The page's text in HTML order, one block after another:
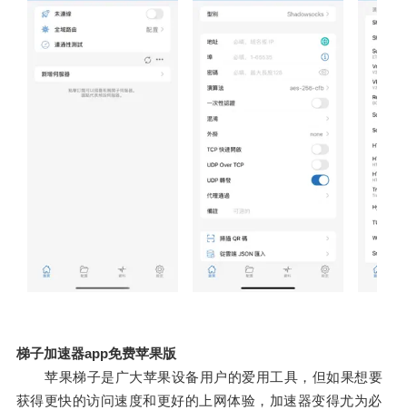
梯子加速器app免费苹果版
苹果梯子是广大苹果设备用户的爱用工具，但如果想要
获得更快的访问速度和更好的上网体验，加速器变得尤为必